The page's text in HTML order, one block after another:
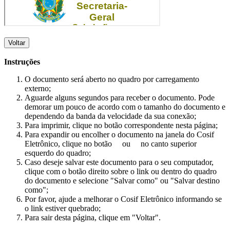
Voltar
Instruções
O documento será aberto no quadro por carregamento
externo;
Aguarde alguns segundos para receber o documento. Pode
demorar um pouco de acordo com o tamanho do documento e
dependendo da banda da velocidade da sua conexão;
Para imprimir, clique no botão correspondente nesta página;
Para expandir ou encolher o documento na janela do Cosif
Eletrônico, clique no botão
ou
no canto superior
esquerdo do quadro;
Caso deseje salvar este documento para o seu computador,
clique com o botão direito sobre o link ou dentro do quadro
do documento e selecione "Salvar como" ou "Salvar destino
como";
Por favor, ajude a melhorar o Cosif Eletrônico informando se
o link estiver quebrado;
Para sair desta página, clique em "Voltar".